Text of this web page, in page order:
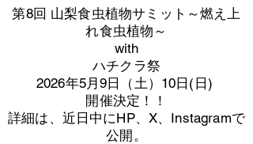
第8回 山梨食虫植物サミット～燃え上
れ食虫植物～
with
​ハチクラ祭
2026年5月9日（土）10日(日)
​開催決定！！
詳細は、近日中にHP、X、Instagramで
公開。